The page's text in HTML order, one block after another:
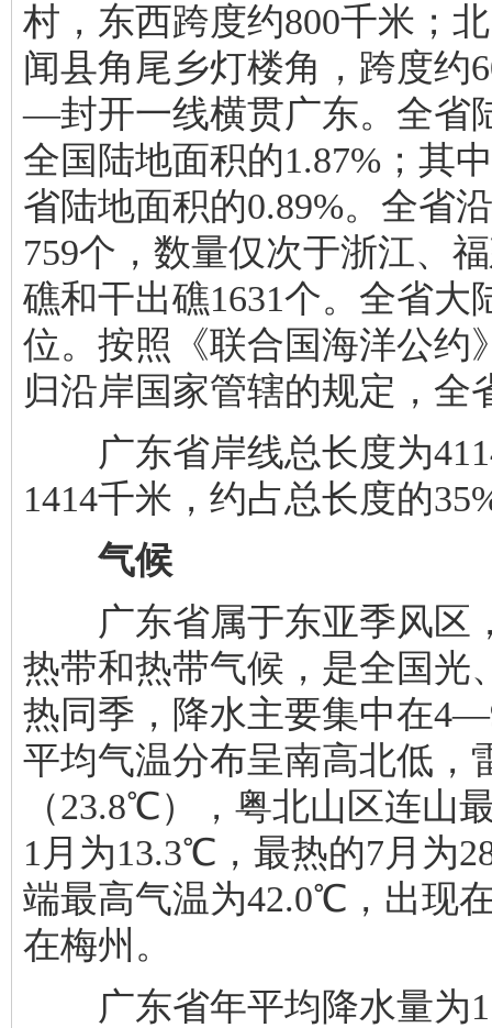
村，东西跨度约800千米；
闻县角尾乡灯楼角，跨度
—封开一线横贯广东。全省
全国陆地面积的1.87%；其
省陆地面积的0.89%。全省
759个，数量仅次于浙江、
礁和干出礁1631个。全省大
位。按照《联合国海洋公约
归沿岸国家管辖的规定，全
广东省岸线总长度为
1414千米，约占总长度的
气候
广东省属于东亚季风区
热带和热带气候，是全国光
热同季，降水主要集中在
平均气温分布呈南高北低，
（23.8℃），粤北山区连山
1月为13.3℃，最热的7月为
端最高气温为42.0℃，出现
在梅州。
广东省年平均降水量为